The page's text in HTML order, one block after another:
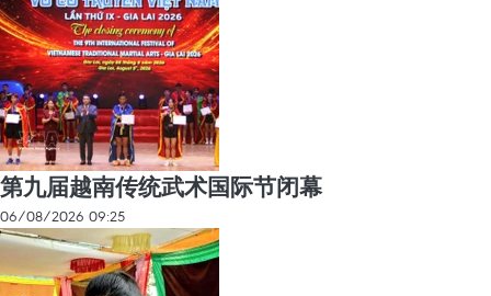
第九届越南传统武术国际节闭幕
06/08/2026 09:25